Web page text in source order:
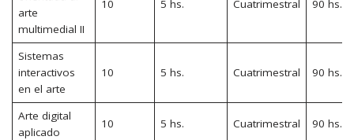
arte
multimedial II
10 5 hs. Cuatrimestral 90 hs.
Sistemas
interactivos
en el arte
10 5 hs. Cuatrimestral 90 hs.
Arte digital
aplicado
10 5 hs. Cuatrimestral 90 hs.